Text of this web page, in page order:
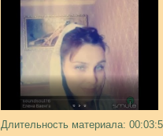
Длительность материала: